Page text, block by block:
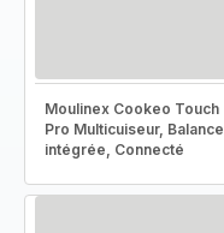
Moulinex Cookeo Touch
Pro Multicuiseur, Balance
intégrée, Connecté